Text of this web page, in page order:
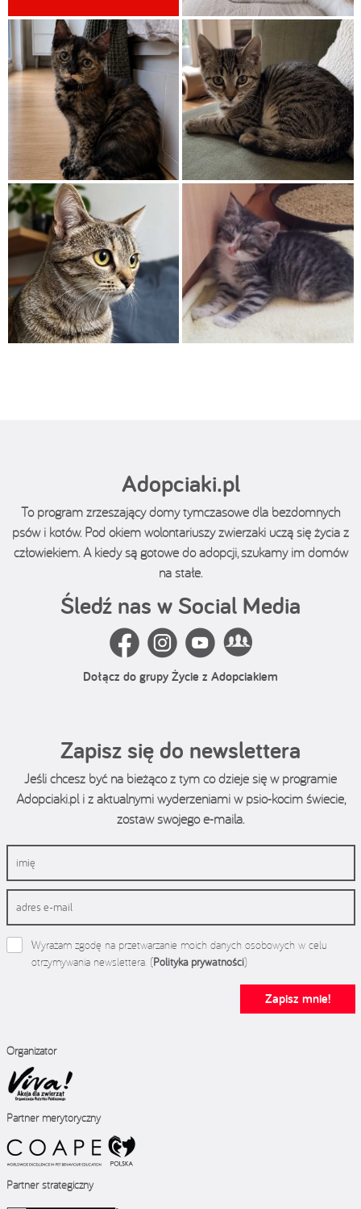
Adopciaki.pl
To program zrzeszający domy tymczasowe dla bezdomnych
psów i kotów. Pod okiem wolontariuszy zwierzaki uczą się życia z
człowiekiem. A kiedy są gotowe do adopcji, szukamy im domów
na stałe.
Śledź nas w Social Media
Dołącz do grupy Życie z Adopciakiem
Zapisz się do newslettera
Jeśli chcesz być na bieżąco z tym co dzieje się w programie
Adopciaki.pl i z aktualnymi wyderzeniami w psio-kocim świecie,
zostaw swojego e-maila.
Wyrażam zgodę na przetwarzanie moich danych osobowych w celu
otrzymywania newslettera. (Polityka prywatności)
Zapisz mnie!
Organizator
Partner merytoryczny
Partner strategiczny